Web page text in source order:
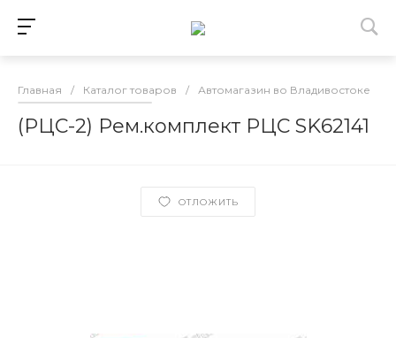
Главная / Каталог товаров / Автомагазин во Владивостоке
(РЦС-2) Рем.комплект РЦС SK62141
ОТЛОЖИТЬ